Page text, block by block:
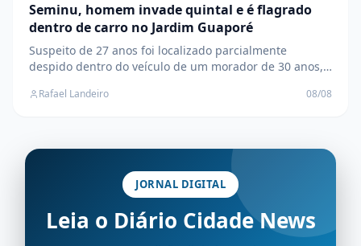
Seminu, homem invade quintal e é flagrado
dentro de carro no Jardim Guaporé
Suspeito de 27 anos foi localizado parcialmente
despido dentro do veículo de um morador de 30 anos,
sábado, 08
Rafael Landeiro 08/08
JORNAL DIGITAL
Leia o Diário Cidade News